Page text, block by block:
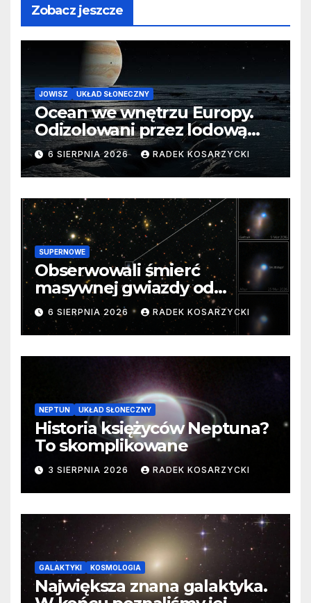
Zobacz jeszcze
JOWISZ UKŁAD SŁONECZNY
Ocean we wnętrzu Europy.
Odizolowani przez lodową
barierę
6 SIERPNIA 2026 RADEK KOSARZYCKI
SUPERNOWE
Obserwowali śmierć
masywnej gwiazdy od
samego początku. Niezwykle
cenne dane
6 SIERPNIA 2026 RADEK KOSARZYCKI
NEPTUN UKŁAD SŁONECZNY
Historia księżyców Neptuna?
To skomplikowane
3 SIERPNIA 2026 RADEK KOSARZYCKI
GALAKTYKI KOSMOLOGIA
Największa znana galaktyka.